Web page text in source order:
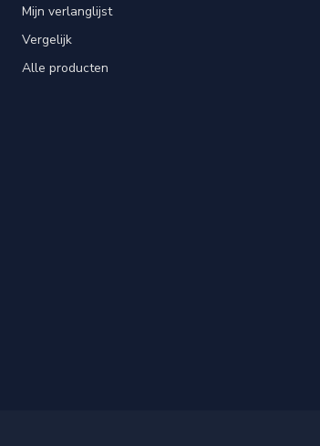
Mijn verlanglijst
Vergelijk
Alle producten